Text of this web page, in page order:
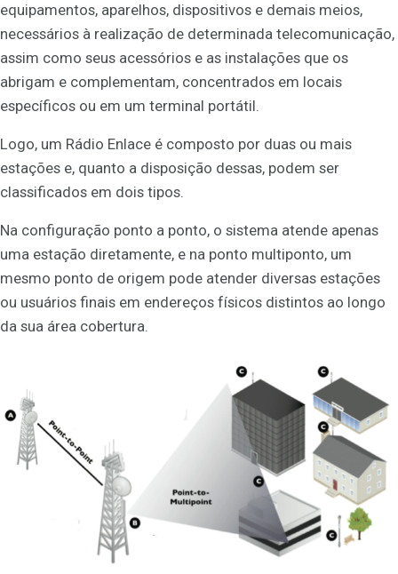
equipamentos, aparelhos, dispositivos e demais meios,
necessários à realização de determinada telecomunicação,
assim como seus acessórios e as instalações que os
abrigam e complementam, concentrados em locais
específicos ou em um terminal portátil.
Logo, um Rádio Enlace é composto por duas ou mais
estações e, quanto a disposição dessas, podem ser
classificados em dois tipos.
Na configuração ponto a ponto, o sistema atende apenas
uma estação diretamente, e na ponto multiponto, um
mesmo ponto de origem pode atender diversas estações
ou usuários finais em endereços físicos distintos ao longo
da sua área cobertura.